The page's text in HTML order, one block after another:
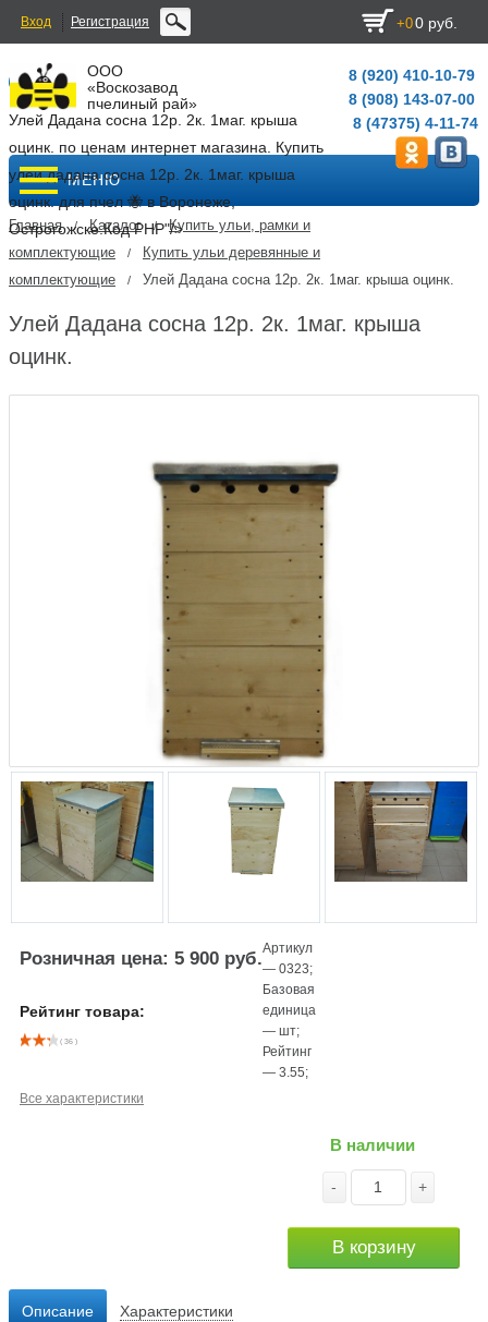
Вход Регистрация +00 руб.
ООО
«Воскозавод
пчелиный рай»
Улей Дадана сосна 12р. 2к. 1маг. крыша
оцинк. по ценам интернет магазина. Купить
улей дадана сосна 12р. 2к. 1маг. крыша
оцинк. для пчел 🐝 в Воронеже,
Острогожске.Код PHP"/>
8 (920) 410-10-79
8 (908) 143-07-00
8 (47375) 4-11-74
МЕНЮ
Главная / Каталог /
Купить ульи, рамки и
комплектующие
/
Купить ульи деревянные и
комплектующие
/ Улей Дадана сосна 12р. 2к. 1маг. крыша оцинк.
Улей Дадана сосна 12р. 2к. 1маг. крыша
оцинк.
Розничная цена: 5 900 руб.
Рейтинг товара:
( 36 )
Артикул
—0323;
Базовая
единица
—шт;
Рейтинг
—3.55;
Все характеристики
В наличии
- +
В корзину
Описание Характеристики